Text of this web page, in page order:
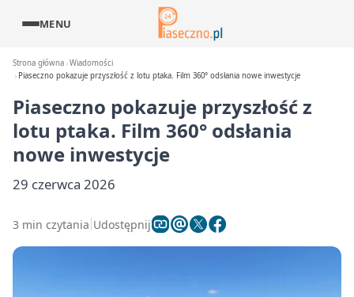
MENU
Strona główna Wiadomości
Piaseczno pokazuje przyszłość z lotu ptaka. Film 360° odsłania nowe inwestycje
Piaseczno pokazuje przyszłość z
lotu ptaka. Film 360° odsłania
nowe inwestycje
29 czerwca 2026
3 min czytania Udostępnij